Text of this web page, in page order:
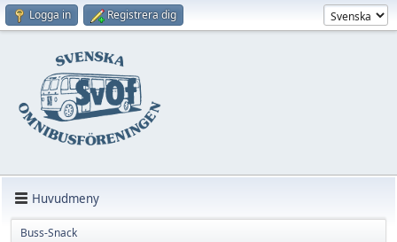
Logga in Registrera dig
Huvudmeny
Buss-Snack